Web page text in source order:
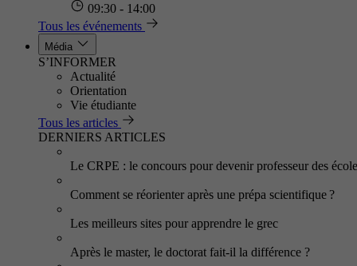
09:30 - 14:00
Tous les événements
Média
S’INFORMER
Actualité
Orientation
Vie étudiante
Tous les articles
DERNIERS ARTICLES
Le CRPE : le concours pour devenir professeur des
Comment se réorienter après une prépa scientifique ?
Les meilleurs sites pour apprendre le grec
Après le master, le doctorat fait-il la différence ?